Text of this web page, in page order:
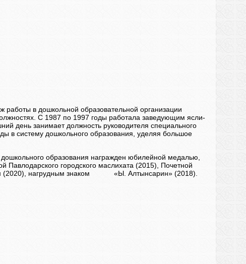
в дошкольной образовательной организации
С 1987 по 1997 годы работала заведующим ясли-
день занимает должность руководителя специального
в систему дошкольного образования, уделяя большое
образования награжден юбилейной медалью,
городского маслихата (2015), Почетной
(2020), нагрудным знаком «Ы. Алтынсарин» (2018).